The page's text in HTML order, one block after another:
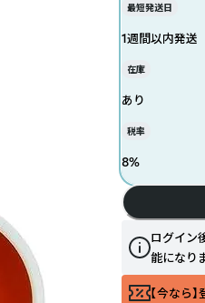
最短発送日
1週間以内発送
在庫
あり
税率
8%
ログイン
能になり
【今なら